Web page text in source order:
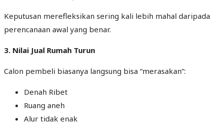
Keputusan merefleksikan sering kali lebih mahal daripada
perencanaan awal yang benar.
3. Nilai Jual Rumah Turun
Calon pembeli biasanya langsung bisa “merasakan”:
Denah Ribet
Ruang aneh
Alur tidak enak